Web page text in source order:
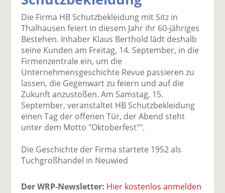
el
a
uf
F
ac
b
o
o
k
te
e
n
el
t
wi
tt
er
n
a
uf
Li
n
e
di
n
te
il
n
p
er
E
m
l
se
n
ru
ck
e
Die Firma HB Schutzbekleidung mit Sitz in
Thalhausen feiert in diesem Jahr ihr 60-jähriges
Bestehen. Inhaber Klaus Berthold lädt deshalb
seine Kunden am Freitag, 14. September, in die
Firmenzentrale ein, um die
Unternehmensgeschichte Revue passieren zu
lassen, die Gegenwart zu feiern und auf die
Zukunft anzustoßen. Am Samstag, 15.
September, veranstaltet HB Schutzbekleidung
einen Tag der offenen Tür, der Abend steht
unter dem Motto "Oktoberfest"".
Die Geschichte der Firma startete 1952 als
Tuchgroßhandel in Neuwied
Der WRP-Newsletter: Hier kostenlos anmelden